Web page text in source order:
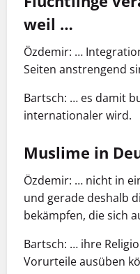
weil …
Özdemir: …
Seiten anstrengend
Bartsch: … es damit
internationaler wird.
Muslime in
Özdemir: … nicht in
und gerade deshalb
bekämpfen, die sich
Bartsch: … ihre
Vorurteile ausüben